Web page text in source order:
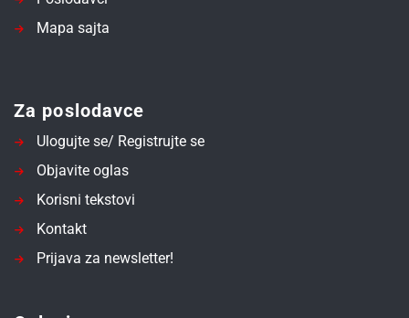
Mapa sajta
Za poslodavce
Ulogujte se/ Registrujte se
Objavite oglas
Korisni tekstovi
Kontakt
Prijava za newsletter!